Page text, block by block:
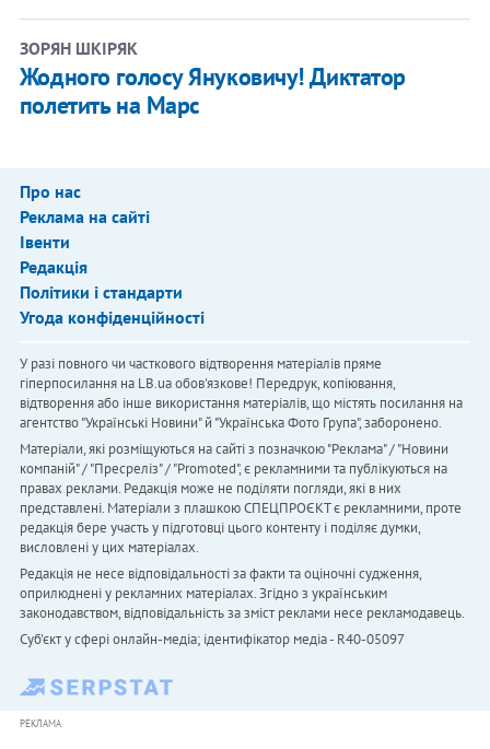
ЗОРЯН ШКІРЯК
Жодного голосу Януковичу! Диктатор
полетить на Марс
Про нас
Реклама на сайті
Івенти
Редакція
Політики і стандарти
Угода конфіденційності
У разі повного чи часткового відтворення матеріалів пряме
гіперпосилання на LB.ua обов'язкове! Передрук, копіювання,
відтворення або інше використання матеріалів, що містять посилання на
агентство "Українськi Новини" й "Українська Фото Група", заборонено.
Матеріали, які розміщуються на сайті з позначкою "Реклама" / "Новини
компаній" / "Пресреліз" / "Promoted", є рекламними та публікуються на
правах реклами. Редакція може не поділяти погляди, які в них
представлені. Матеріали з плашкою СПЕЦПРОЄКТ є рекламними, проте
редакція бере участь у підготовці цього контенту і поділяє думки,
висловлені у цих матеріалах.
Редакція не несе відповідальності за факти та оціночні судження,
оприлюднені у рекламних матеріалах. Згідно з українським
законодавством, відповідальність за зміст реклами несе рекламодавець.
Cуб'єкт у сфері онлайн-медіа; ідентифікатор медіа - R40-05097
РЕКЛАМА